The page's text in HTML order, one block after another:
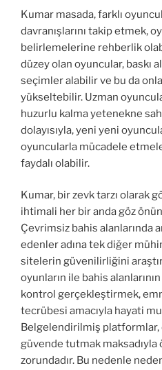
Kumar masada, farklı
davranışlarını takip etmek,
belirlemelerine rehberlik
düzey olan oyuncular, baskı
seçimler alabilir ve bu da
yükseltebilir. Uzman
huzurlu kalma yetenekne
dolayısıyla, yeni yeni
oyuncularla mücadele
faydalı olabilir.
Kumar, bir zevk tarzı olarak
ihtimali her bir anda göz
Çevrimsiz bahis alanlarında
edenler adına tek diğer
sitelerin güvenilirliğini
oyunların ile bahis
kontrol gerçekleştirmek,
tecrübesi amacıyla hayati
Belgelendirilmiş platformlar,
güvende tutmak
zorundadır. Bu nedenle